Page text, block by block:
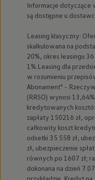
Informacje dotyczące
są dostępne u
Leasing klasyczny:
skalkulowana na
20%, okres leasingu
1%.Leasing dla
w rozumieniu
Abonament" -
(RRSO) wynosi
kredytowanych
zapłaty 150216 zł,
całkowity koszt
odsetki 35 558 zł,
zł, ubezpieczenie
równych po 1607 zł;
dokonana na dzień
przykładzie. Kredyt